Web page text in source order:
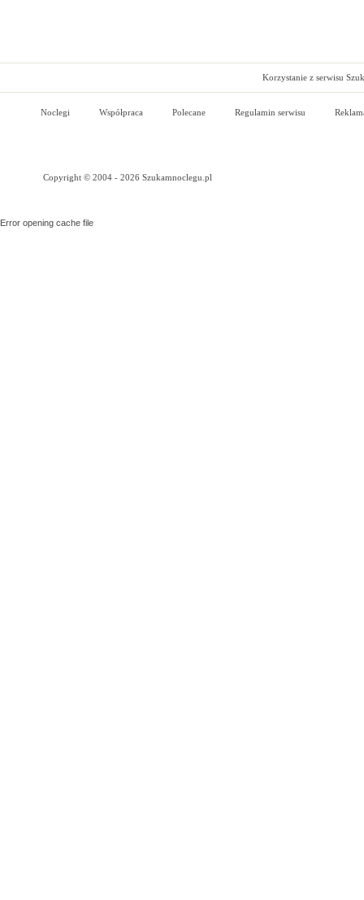
Korzystanie z serwisu
Noclegi Współpraca Polecane Regulamin serwisu
Copyright © 2004 - 2026 Szukamnoclegu.pl
Error opening cache file